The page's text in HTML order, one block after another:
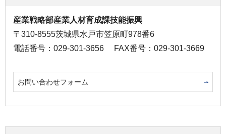
産業戦略部産業人材育成課技能振興
〒310-8555茨城県水戸市笠原町978番6
電話番号：029-301-3656
FAX番号：029-301-3669
お問い合わせフォーム